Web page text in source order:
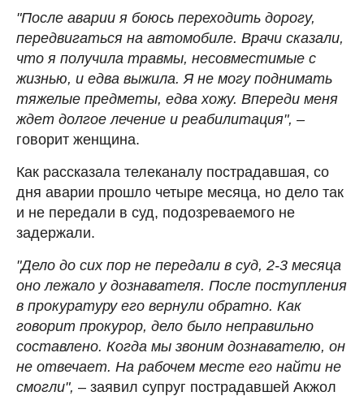
"После аварии я боюсь переходить дорогу,
передвигаться на автомобиле. Врачи сказали,
что я получила травмы, несовместимые с
жизнью, и едва выжила. Я не могу поднимать
тяжелые предметы, едва хожу. Впереди меня
ждет долгое лечение и реабилитация", –
говорит женщина.
Как рассказала телеканалу пострадавшая, со
дня аварии прошло четыре месяца, но дело так
и не передали в суд, подозреваемого не
задержали.
"Дело до сих пор не передали в суд, 2-3 месяца
оно лежало у дознавателя. После поступления
в прокуратуру его вернули обратно. Как
говорит прокурор, дело было неправильно
составлено. Когда мы звоним дознавателю, он
не отвечает. На рабочем месте его найти не
смогли", – заявил супруг пострадавшей Акжол